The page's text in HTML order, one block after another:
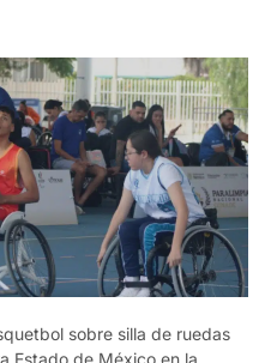
sobre silla de ruedas
Estado de México en la